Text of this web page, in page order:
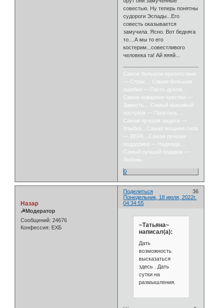
совестью. Ну теперь понятны
судороги Эспады...Его
совесть оказывается
замучила. Ясно. Вот бедняга
то....А мы то его
костерим...совестливого
человека та! Ай яяяй...
Самое большое препятствие
— Страх… Самая большая
ошибка — Пасть духом…
Самое коварное чувство —
Зависть… Самый красивый
поступок — Простить…
Самая лучшая защита —
Улыбка…Самая мощная сила
— ВЕРА…Самая лучшая
поддержка — Надежда…
Самый лучший подарок —
Любовь.
0
Поделиться
36
Понедельник, 18 июля, 2022г.
04:34:55
Назар
☭Модератор
Сообщений: 24676
Конфессия: ЕХБ
~Татьяна~
написал(а):
Дать
возможность
высказаться
здесь . Дать
сутки на
размышления.